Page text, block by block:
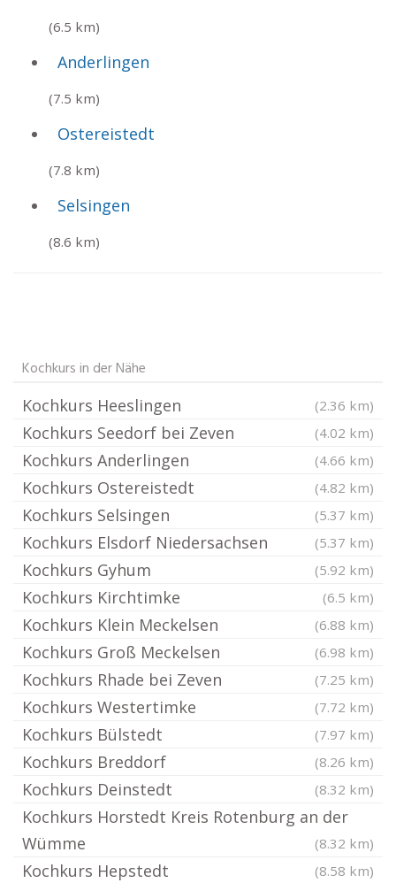
(6.5 km)
Anderlingen
(7.5 km)
Ostereistedt
(7.8 km)
Selsingen
(8.6 km)
Kochkurs in der Nähe
Kochkurs Heeslingen (2.36 km)
Kochkurs Seedorf bei Zeven (4.02 km)
Kochkurs Anderlingen (4.66 km)
Kochkurs Ostereistedt (4.82 km)
Kochkurs Selsingen (5.37 km)
Kochkurs Elsdorf Niedersachsen (5.37 km)
Kochkurs Gyhum (5.92 km)
Kochkurs Kirchtimke (6.5 km)
Kochkurs Klein Meckelsen (6.88 km)
Kochkurs Groß Meckelsen (6.98 km)
Kochkurs Rhade bei Zeven (7.25 km)
Kochkurs Westertimke (7.72 km)
Kochkurs Bülstedt (7.97 km)
Kochkurs Breddorf (8.26 km)
Kochkurs Deinstedt (8.32 km)
Kochkurs Horstedt Kreis Rotenburg an der
Wümme
(8.32 km)
Kochkurs Hepstedt (8.58 km)